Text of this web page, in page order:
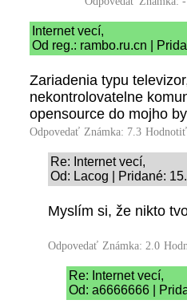
Internet vecí,
Od reg.: rambo.ru.cn |
Zariadenia typu
nekontrolovatelne
opensource do mojho
Odpovedať Známka: 7.3
Re: Internet vecí,
Od: Lacog | Pridané:
Myslím si, že nikto
Odpovedať Známka: 2.0
Re: Internet vecí,
Od: a6666666 |